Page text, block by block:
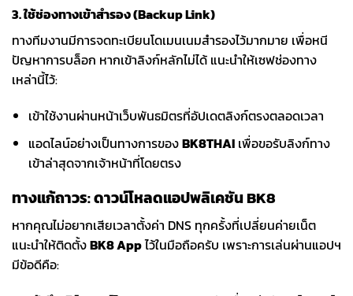
3. ใช้ช่องทางเข้าสำรอง (Backup Link)
ทางทีมงานมีการจดทะเบียนโดเมนเนมสำรองไว้มากมาย เพื่อหนี
ปัญหาการบล็อก หากเข้าลิงก์หลักไม่ได้ แนะนำให้เซฟช่องทาง
เหล่านี้ไว้:
เข้าใช้งานผ่านหน้าเว็บพันธมิตรที่อัปเดตลิงก์ตรงตลอดเวลา
แอดไลน์อย่างเป็นทางการของBK8THAIเพื่อขอรับลิงก์ทาง
เข้าล่าสุดจากเจ้าหน้าที่โดยตรง
ทางแก้ถาวร: ดาวน์โหลดแอปพลิเคชัน BK8
หากคุณไม่อยากเสียเวลาตั้งค่า DNS ทุกครั้งที่เปลี่ยนค่ายเน็ต
แนะนำให้ติดตั้งBK8 Appไว้ในมือถือครับ เพราะการเล่นผ่านแอปฯ
มีข้อดีคือ: